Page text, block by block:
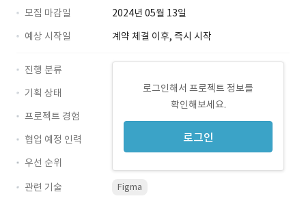
모집 마감일
2024년 05월 13일
예상 시작일
계약 체결 이후, 즉시 시작
로그인해서 프로젝트 정보를
확인해보세요.
로그인
진행 분류
기획 상태
프로젝트 경험
협업 예정 인력
우선 순위
관련 기술
Figma